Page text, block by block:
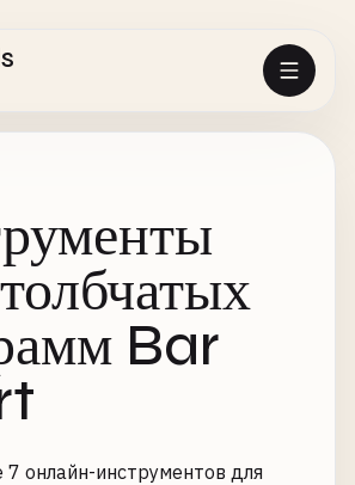
Bar
онлайн-инструментов для